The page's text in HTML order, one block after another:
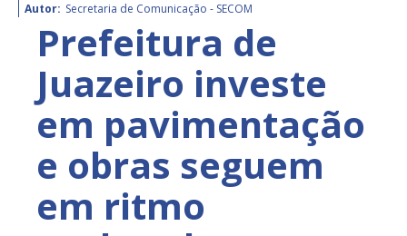
Autor: Secretaria de Comunicação - SECOM
Prefeitura de
Juazeiro investe
em pavimentação
e obras seguem
em ritmo